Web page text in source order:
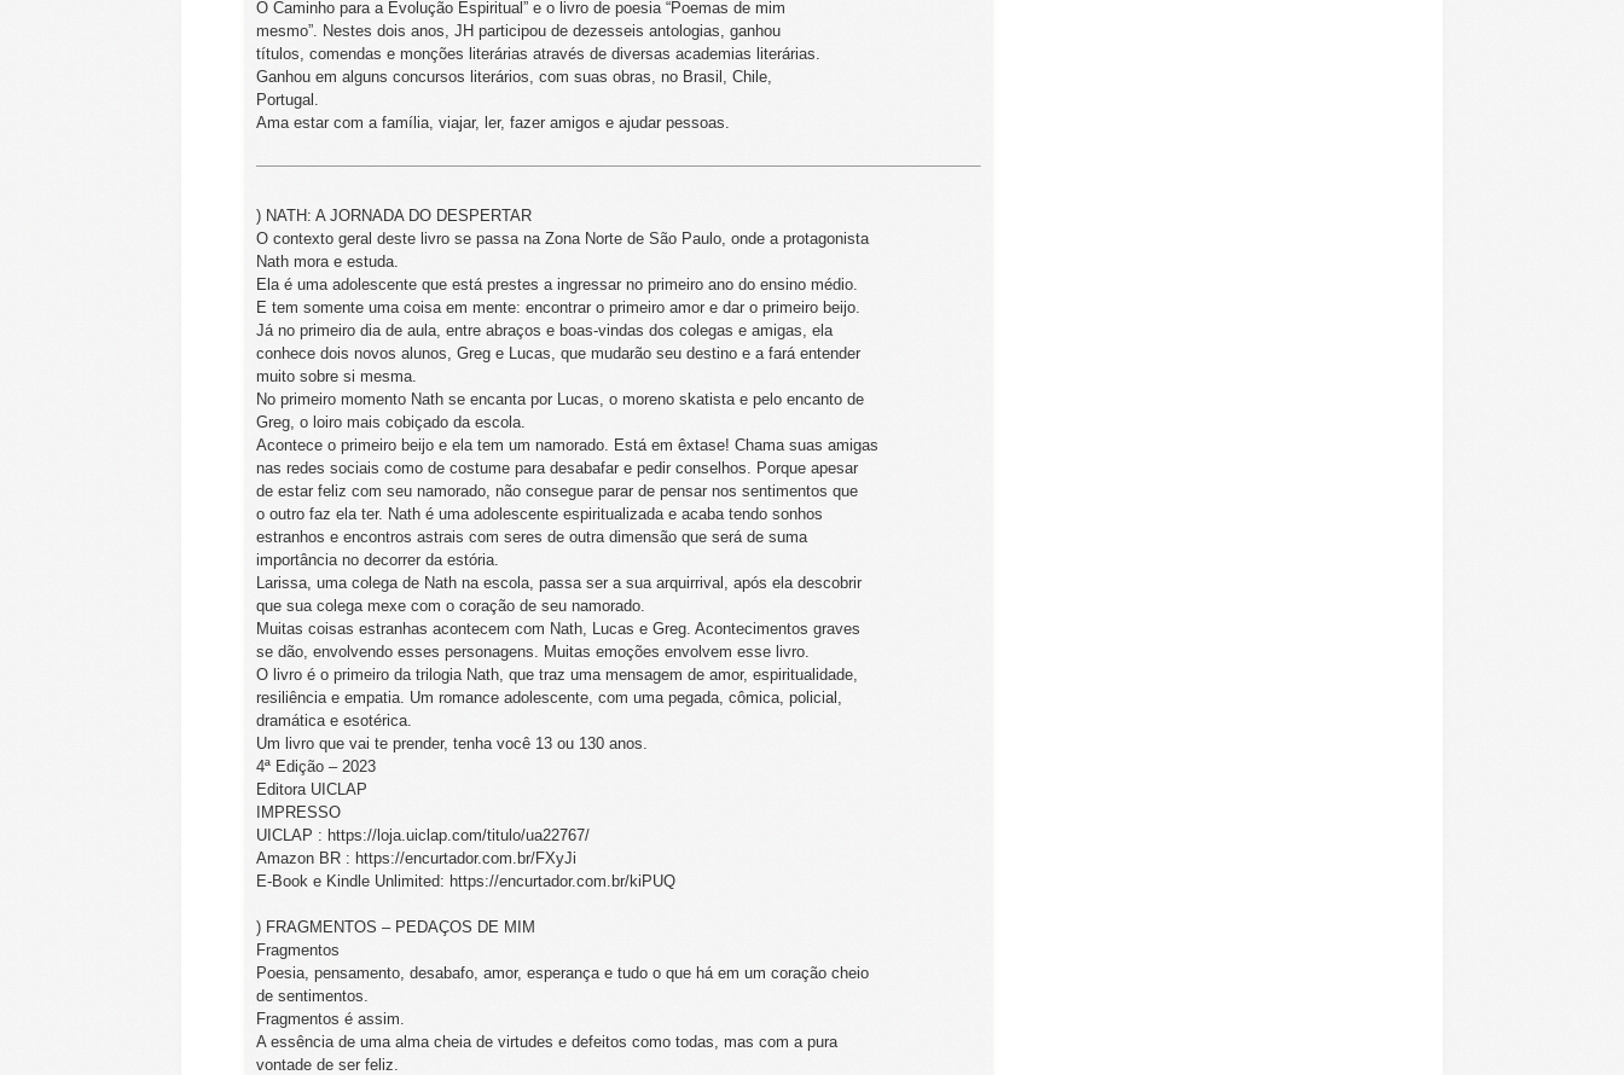
O Caminho para a Evolução Espiritual” e o livro de poesia “Poemas de mim
mesmo”. Nestes dois anos, JH participou de dezesseis antologias, ganhou
títulos, comendas e monções literárias através de diversas academias literárias.
Ganhou em alguns concursos literários, com suas obras, no Brasil, Chile,
Portugal.
Ama estar com a família, viajar, ler, fazer amigos e ajudar pessoas.
) NATH: A JORNADA DO DESPERTAR
O contexto geral deste livro se passa na Zona Norte de São Paulo, onde a protagonista
Nath mora e estuda.
Ela é uma adolescente que está prestes a ingressar no primeiro ano do ensino médio.
E tem somente uma coisa em mente: encontrar o primeiro amor e dar o primeiro beijo.
Já no primeiro dia de aula, entre abraços e boas-vindas dos colegas e amigas, ela
conhece dois novos alunos, Greg e Lucas, que mudarão seu destino e a fará entender
muito sobre si mesma.
No primeiro momento Nath se encanta por Lucas, o moreno skatista e pelo encanto de
Greg, o loiro mais cobiçado da escola.
Acontece o primeiro beijo e ela tem um namorado. Está em êxtase! Chama suas amigas
nas redes sociais como de costume para desabafar e pedir conselhos. Porque apesar
de estar feliz com seu namorado, não consegue parar de pensar nos sentimentos que
o outro faz ela ter. Nath é uma adolescente espiritualizada e acaba tendo sonhos
estranhos e encontros astrais com seres de outra dimensão que será de suma
importância no decorrer da estória.
Larissa, uma colega de Nath na escola, passa ser a sua arquirrival, após ela descobrir
que sua colega mexe com o coração de seu namorado.
Muitas coisas estranhas acontecem com Nath, Lucas e Greg. Acontecimentos graves
se dão, envolvendo esses personagens. Muitas emoções envolvem esse livro.
O livro é o primeiro da trilogia Nath, que traz uma mensagem de amor, espiritualidade,
resiliência e empatia. Um romance adolescente, com uma pegada, cômica, policial,
dramática e esotérica.
Um livro que vai te prender, tenha você 13 ou 130 anos.
4ª Edição – 2023
Editora UICLAP
IMPRESSO
UICLAP : https://loja.uiclap.com/titulo/ua22767/
Amazon BR : https://encurtador.com.br/FXyJi
E-Book e Kindle Unlimited: https://encurtador.com.br/kiPUQ
) FRAGMENTOS – PEDAÇOS DE MIM
Fragmentos
Poesia, pensamento, desabafo, amor, esperança e tudo o que há em um coração cheio
de sentimentos.
Fragmentos é assim.
A essência de uma alma cheia de virtudes e defeitos como todas, mas com a pura
vontade de ser feliz.